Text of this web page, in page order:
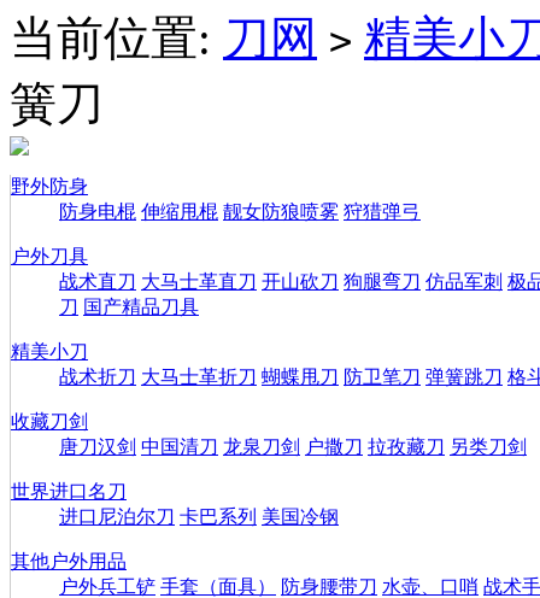
当前位置: 刀网 > 精美小
簧刀
野外防身
防身电棍 伸缩甩棍 靓女防狼喷雾 狩猎弹弓
户外刀具
战术直刀 大马士革直刀 开山砍刀 狗腿弯刀 仿品军刺 极
刀 国产精品刀具
精美小刀
战术折刀 大马士革折刀 蝴蝶甩刀 防卫笔刀 弹簧跳刀 格
收藏刀剑
唐刀汉剑 中国清刀 龙泉刀剑 户撒刀 拉孜藏刀 另类刀剑
世界进口名刀
进口尼泊尔刀 卡巴系列 美国冷钢
其他户外用品
户外兵工铲 手套（面具） 防身腰带刀 水壶、口哨 战术